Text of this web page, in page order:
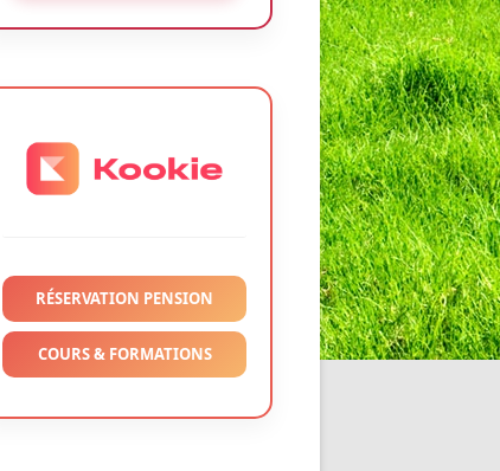
RÉSERVATION PENSION
COURS & FORMATIONS